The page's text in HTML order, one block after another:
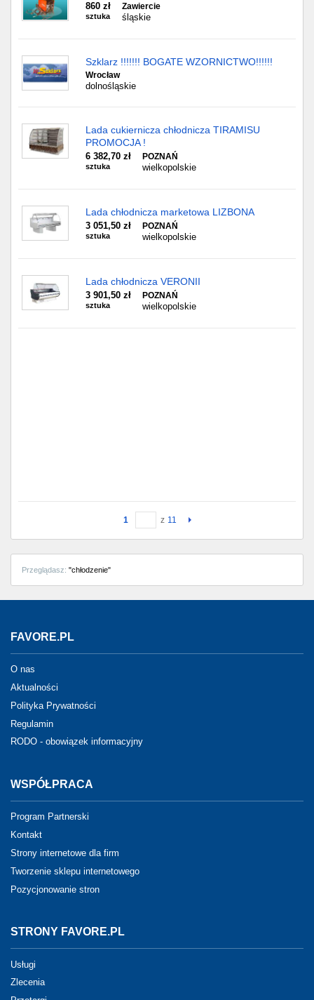
860 zł
sztuka
Zawiercie
śląskie
Szklarz !!!!!!! BOGATE WZORNICTWO!!!!!!
Wrocław
dolnośląskie
Lada cukiernicza chłodnicza TIRAMISU
PROMOCJA !
6 382,70 zł
sztuka
POZNAŃ
wielkopolskie
Lada chłodnicza marketowa LIZBONA
3 051,50 zł
sztuka
POZNAŃ
wielkopolskie
Lada chłodnicza VERONII
3 901,50 zł
sztuka
POZNAŃ
wielkopolskie
1 z 11
Przeglądasz: "chłodzenie"
FAVORE.PL
O nas
Aktualności
Polityka Prywatności
Regulamin
RODO - obowiązek informacyjny
WSPÓŁPRACA
Program Partnerski
Kontakt
Strony internetowe dla firm
Tworzenie sklepu internetowego
Pozycjonowanie stron
STRONY FAVORE.PL
Usługi
Zlecenia